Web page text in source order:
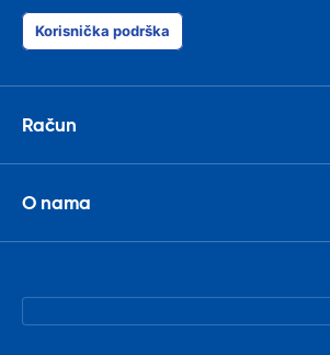
Korisnička podrška
Račun
O nama